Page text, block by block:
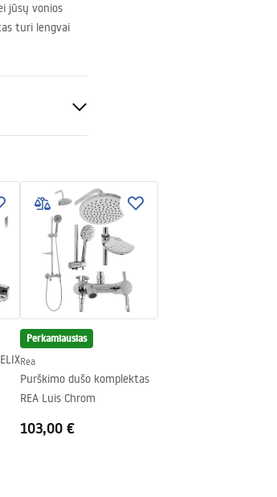
jūsų vonios
turi lengvai
Perkamiausias
Rea
Purškimo dušo komplektas
REA Luis Chrom
103,00 €